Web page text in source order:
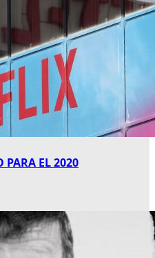
PARA EL 2020